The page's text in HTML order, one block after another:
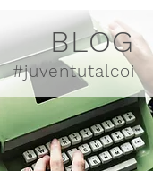
BLOG
#juventutalcoi